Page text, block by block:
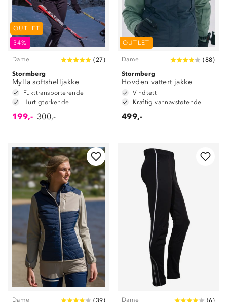
OUTLET
34%
Dame (27)
Stormberg
Mylla softshelljakke
Fukttransporterende
Hurtigtørkende
199,- 300,-
OUTLET
Dame (88)
Stormberg
Hovden vattert jakke
Vindtett
Kraftig vannavstøtende
499,-
Dame (39) Dame (6)